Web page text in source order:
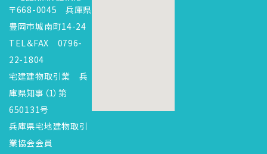
〒668-0045 兵庫県
豊岡市城南町14-24
TEL＆FAX 0796-
22-1804
宅建建物取引業 兵
庫県知事（1）第
650131号
兵庫県宅地建物取引
業協会会員